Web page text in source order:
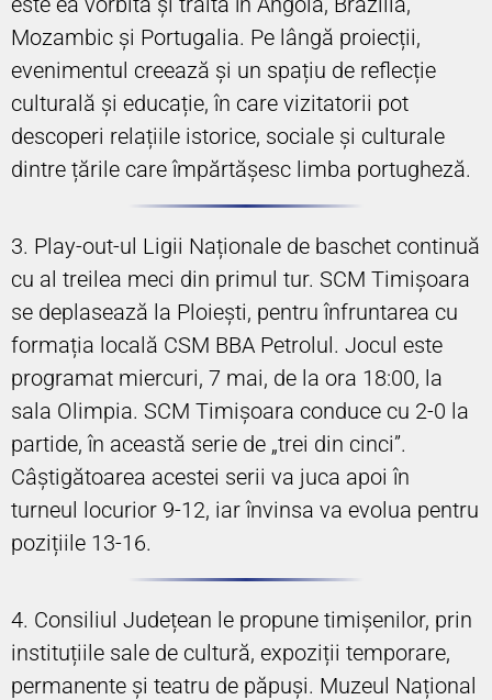
Mozambic și Portugalia. Pe lângă proiecții,
evenimentul creează și un spațiu de reflecție
culturală și educație, în care vizitatorii pot
descoperi relațiile istorice, sociale și culturale
dintre țările care împărtășesc limba portugheză.
3. Play-out-ul Ligii Naționale de baschet continuă
cu al treilea meci din primul tur. SCM Timișoara
se deplasează la Ploiești, pentru înfruntarea cu
formația locală CSM BBA Petrolul. Jocul este
programat miercuri, 7 mai, de la ora 18:00, la
sala Olimpia. SCM Timișoara conduce cu 2-0 la
partide, în această serie de „trei din cinci”.
Câștigătoarea acestei serii va juca apoi în
turneul locurior 9-12, iar învinsa va evolua pentru
pozițiile 13-16.
4. Consiliul Județean le propune timișenilor, prin
instituțiile sale de cultură, expoziții temporare,
permanente și teatru de păpuși. Muzeul Național